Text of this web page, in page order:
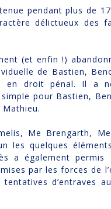
tenue pendant plus
délictueux
(et enfin !)
de Bastien,
en droit pénal. Il a
pour Bastien,
Me Brengarth,
quelques
a également
par les forces
d’entraves